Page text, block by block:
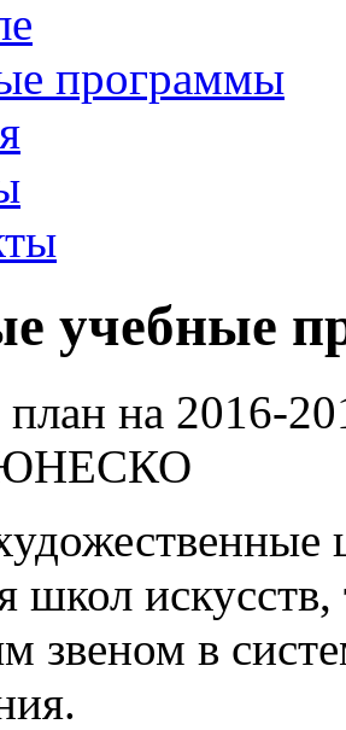
программы
учебные
на 2016-
ЮНЕСКО
школ
звеном в